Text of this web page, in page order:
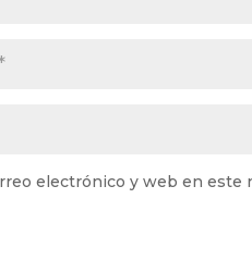
electrónico y web en este